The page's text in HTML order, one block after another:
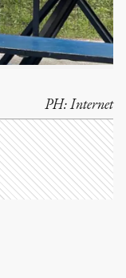
PH:Internet